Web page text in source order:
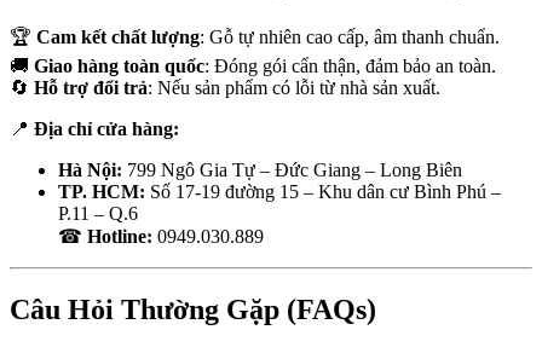
🏆 Cam kết chất lượng: Gỗ tự nhiên cao cấp, âm thanh chuẩn.
🚚 Giao hàng toàn quốc: Đóng gói cẩn thận, đảm bảo an toàn.
🔄 Hỗ trợ đổi trả: Nếu sản phẩm có lỗi từ nhà sản xuất.
📍 Địa chỉ cửa hàng:
Hà Nội: 799 Ngô Gia Tự – Đức Giang – Long Biên
TP. HCM: Số 17-19 đường 15 – Khu dân cư Bình Phú –
P.11 – Q.6
☎ Hotline: 0949.030.889
Câu Hỏi Thường Gặp (FAQs)